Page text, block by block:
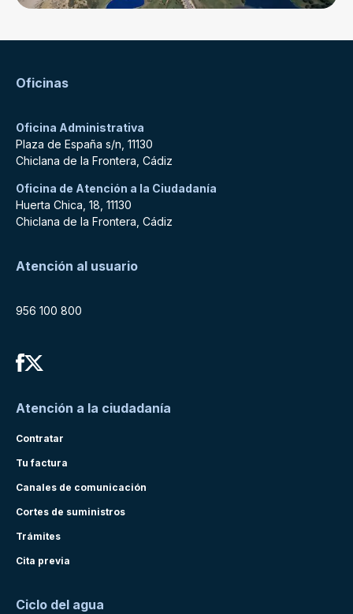
Oficinas
Oficina Administrativa
Plaza de España s/n, 11130
Chiclana de la Frontera, Cádiz
Oficina de Atención a la Ciudadanía
Huerta Chica, 18, 11130
Chiclana de la Frontera, Cádiz
Atención al usuario
956 100 800
Atención a la ciudadanía
Contratar
Tu factura
Canales de comunicación
Cortes de suministros
Trámites
Cita previa
Ciclo del agua